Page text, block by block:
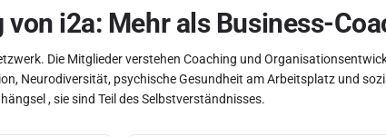
i2a: Mehr als Business-
Die Mitglieder verstehen Coaching und
Neurodiversität, psychische Gesundheit am Arbeitsplatz und
, sie sind Teil des Selbstverständnisses.